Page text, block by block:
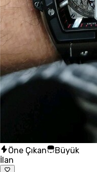
Öne Çıkan
Büyük
İlan